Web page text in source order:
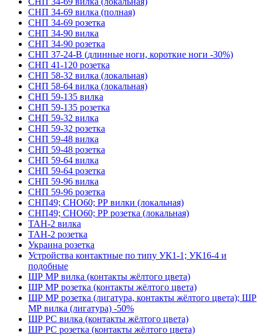
СНП 34-69 вилка (полная)
СНП 34-69 розетка
СНП 34-90 вилка
СНП 34-90 розетка
СНП 37-24-В (длинные ноги, короткие ноги -30%)
СНП 41-120 розетка
СНП 58-32 вилка (локальная)
СНП 58-64 вилка (локальная)
СНП 59-135 вилка
СНП 59-135 розетка
СНП 59-32 вилка
СНП 59-32 розетка
СНП 59-48 вилка
СНП 59-48 розетка
СНП 59-64 вилка
СНП 59-64 розетка
СНП 59-96 вилка
СНП 59-96 розетка
СНП49; СНО60; РР вилки (локальная)
СНП49; СНО60; РР розетка (локальная)
ТАН-2 вилка
ТАН-2 розетка
Украина розетка
Устройства контактные по типу УК1-1; УК16-4 и
подобные
ШР МР вилка (контакты жёлтого цвета)
ШР МР розетка (контакты жёлтого цвета)
ШР МР розетка (лигатура, контакты жёлтого цвета); ШР
МР вилка (лигатура) -50%
ШР РС вилка (контакты жёлтого цвета)
ШР РС розетка (контакты жёлтого цвета)